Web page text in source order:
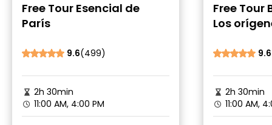
Free Tour Esencial de
París
9.6(499)
2h 30min
11:00 AM, 4:00 PM
Free Tour
Los
9.6
2h 30min
11:00 AM,